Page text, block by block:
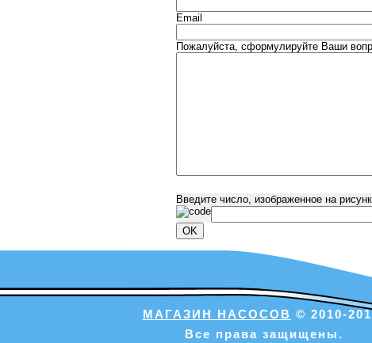
Email
Пожалуйста, сформулируйте Ваши
Введите число, изображенное на
МАГАЗИН НАСОСОВ © 2010-
Все права защищены.